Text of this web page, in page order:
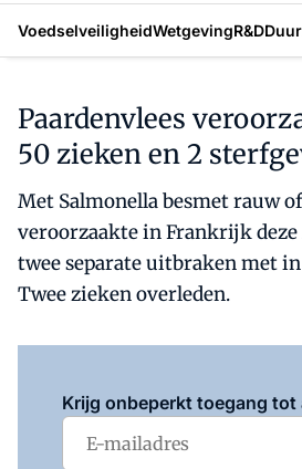
VoedselveiligheidWetgevingR&D
Paardenvlees
50 zieken en 2
Met Salmonella besmet rauw
veroorzaakte in Frankrijk
twee separate uitbraken met
Twee zieken overleden.
Krijg onbeperkt toegang tot